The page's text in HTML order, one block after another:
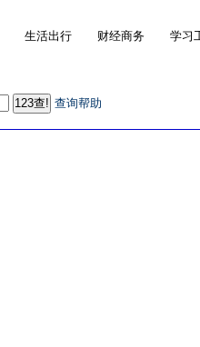
生活出行 财经商务 学习
查询帮助